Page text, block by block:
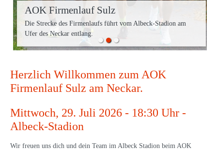
AOK Firmenlauf Sulz
Die Strecke des Firmenlaufs führt vom Albeck-Stadion am
Ufer des Neckar entlang.
Herzlich Willkommen zum AOK
Firmenlauf Sulz am Neckar.
Mittwoch, 29. Juli 2026 - 18:30 Uhr -
Albeck-Stadion
Wir freuen uns dich und dein Team im Albeck Stadion beim AOK